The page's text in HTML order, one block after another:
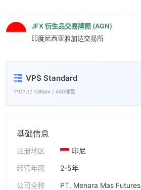
JFX 衍生品交易牌照 (AGN)
印度尼西亚雅加达交易所
VPS Standard
1*CPU / 1GRam / 40G硬盘
基础信息
注册地区
印尼
经营年限
2-5年
公司全称
PT. Menara Mas Futures